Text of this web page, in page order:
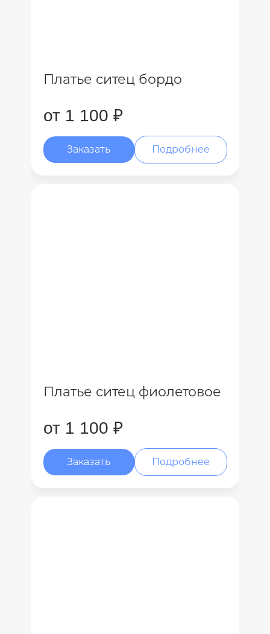
Платье ситец бордо
от 1 100 ₽
Заказать Подробнее
Платье ситец фиолетовое
от 1 100 ₽
Заказать Подробнее